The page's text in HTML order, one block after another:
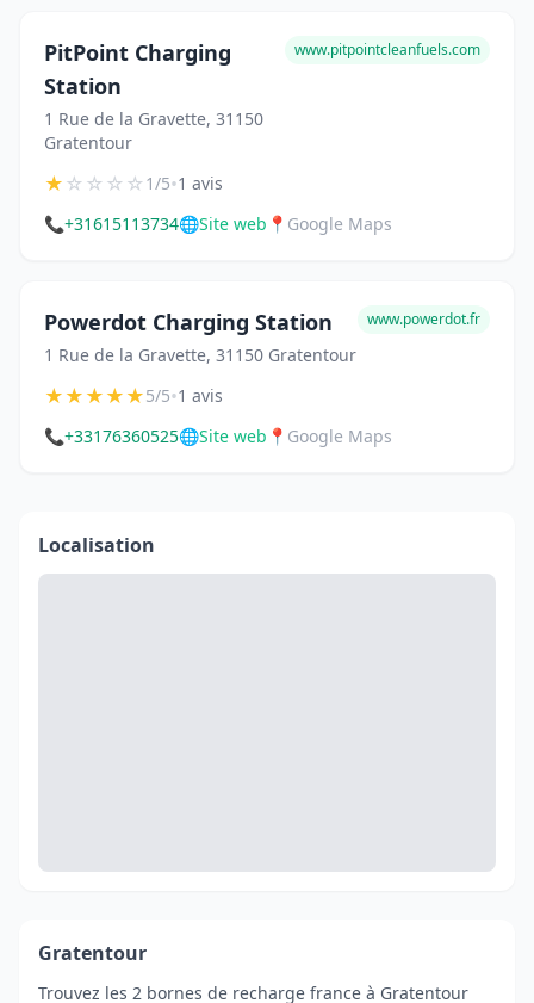
PitPoint Charging
Station
1 Rue de la Gravette, 31150
Gratentour
www.pitpointcleanfuels.com
★☆☆☆☆1/5•1 avis
📞+31615113734🌐Site web 📍 Google Maps
Powerdot Charging Station
1 Rue de la Gravette, 31150 Gratentour
www.powerdot.fr
★★★★★5/5•1 avis
📞+33176360525🌐Site web 📍 Google Maps
Localisation
Gratentour
Trouvez les 2 bornes de recharge france à Gratentour